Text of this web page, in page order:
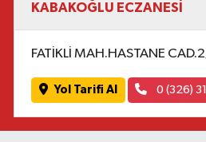
KABAKOĞLU ECZANESİ
FATİKLİ MAH.HASTANE
Yol Tarifi Al 0 (326)